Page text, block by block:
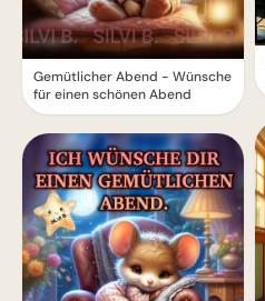
Gemütlicher Abend - Wünsche
für einen schönen Abend